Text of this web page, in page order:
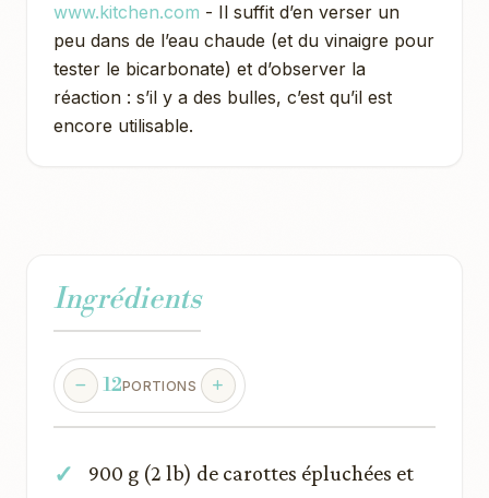
www.kitchen.com - Il suffit d’en verser un
peu dans de l’eau chaude (et du vinaigre pour
tester le bicarbonate) et d’observer la
réaction : s’il y a des bulles, c’est qu’il est
encore utilisable.
Ingrédients
12PORTIONS
900 g (2 lb) de carottes épluchées et